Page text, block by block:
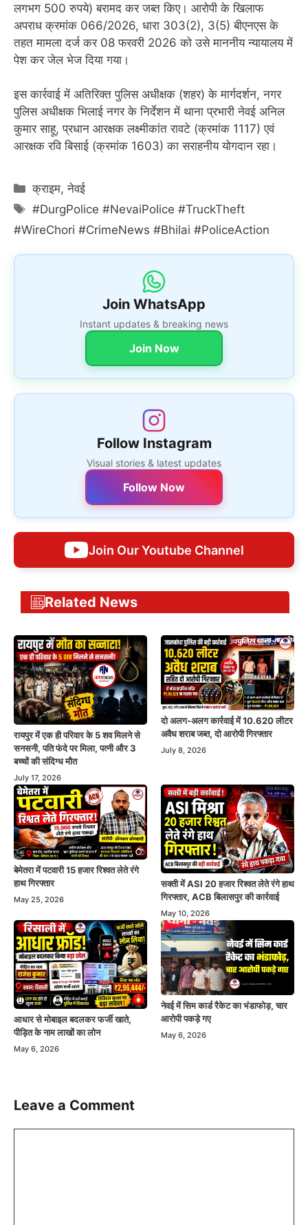
लगभग 500 रुपये) बरामद कर जब्त किए। आरोपी के खिलाफ
अपराध क्रमांक 066/2026, धारा 303(2), 3(5) बीएनएस के
तहत मामला दर्ज कर 08 फरवरी 2026 को उसे माननीय न्यायालय में
पेश कर जेल भेज दिया गया।
इस कार्रवाई में अतिरिक्त पुलिस अधीक्षक (शहर) के मार्गदर्शन, नगर
पुलिस अधीक्षक भिलाई नगर के निर्देशन में थाना प्रभारी नेवई अनिल
कुमार साहू, प्रधान आरक्षक लक्ष्मीकांत रावटे (क्रमांक 1117) एवं
आरक्षक रवि बिसाई (क्रमांक 1603) का सराहनीय योगदान रहा।
Categories
क्राइम,नेवई
Tags
#DurgPolice #NevaiPolice #TruckTheft
#WireChori #CrimeNews #Bhilai #PoliceAction
Join WhatsApp
Instant updates & breaking news
Join Now
Follow Instagram
Visual stories & latest updates
Follow Now
Join Our Youtube Channel
Related News
रायपुर में एक ही परिवार के 5 शव मिलने से
सनसनी, पति फंदे पर मिला, पत्नी और 3
बच्चों की संदिग्ध मौत
July 17, 2026
दो अलग-अलग कार्रवाई में 10.620 लीटर
अवैध शराब जब्त, दो आरोपी गिरफ्तार
July 8, 2026
बेमेतरा में पटवारी 15 हजार रिश्वत लेते रंगे
हाथ गिरफ्तार
May 25, 2026
सक्ती में ASI 20 हजार रिश्वत लेते रंगे हाथ
गिरफ्तार, ACB बिलासपुर की कार्रवाई
May 10, 2026
आधार से मोबाइल बदलकर फर्जी खाते,
पीड़ित के नाम लाखों का लोन
May 6, 2026
नेवई में सिम कार्ड रैकेट का भंडाफोड़, चार
आरोपी पकड़े गए
May 6, 2026
Leave a Comment